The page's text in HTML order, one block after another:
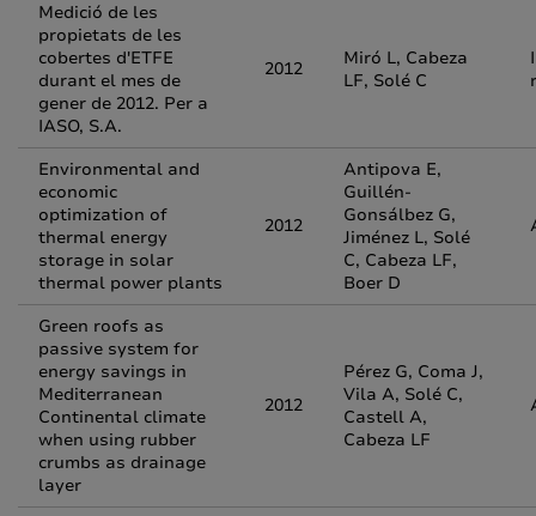
Medició de les
propietats de les
cobertes d'ETFE
durant el mes de
gener de 2012. Per a
IASO, S.A.
2012
Miró L, Cabeza
LF, Solé C
Environmental and
economic
optimization of
thermal energy
storage in solar
thermal power plants
2012
Antipova E,
Guillén-
Gonsálbez G,
Jiménez L, Solé
C, Cabeza LF,
Boer D
Green roofs as
passive system for
energy savings in
Mediterranean
Continental climate
when using rubber
crumbs as drainage
layer
2012
Pérez G, Coma J,
Vila A, Solé C,
Castell A,
Cabeza LF